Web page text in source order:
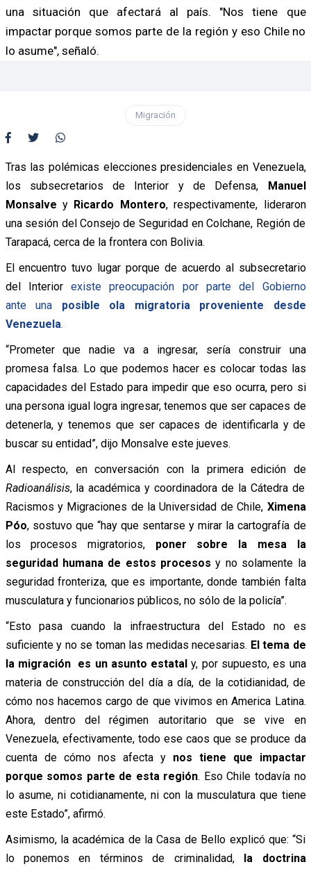
una situación que afectará al país. "Nos tiene que
impactar porque somos parte de la región y eso Chile no
lo asume", señaló.
Migración
Tras las polémicas elecciones presidenciales en Venezuela,
los subsecretarios de Interior y de Defensa, Manuel
Monsalve y Ricardo Montero, respectivamente, lideraron
una sesión del Consejo de Seguridad en Colchane, Región de
Tarapacá, cerca de la frontera con Bolivia.
El encuentro tuvo lugar porque de acuerdo al subsecretario
del Interiorexiste preocupación por parte del Gobierno
ante una posible ola migratoria proveniente desde
Venezuela.
“Prometer que nadie va a ingresar, sería construir una
promesa falsa. Lo que podemos hacer es colocar todas las
capacidades del Estado para impedir que eso ocurra, pero si
una persona igual logra ingresar, tenemos que ser capaces de
detenerla, y tenemos que ser capaces de identificarla y de
buscar su entidad”, dijo Monsalve este jueves.
Al respecto, en conversación con la primera edición de
Radioanálisis, la académica y coordinadora de la Cátedra de
Racismos y Migraciones de la Universidad de Chile, Ximena
Póo, sostuvo que “hay que sentarse y mirar la cartografía de
los procesos migratorios, poner sobre la mesa la
seguridad humana de estos procesos y no solamente la
seguridad fronteriza, que es importante, donde también falta
musculatura y funcionarios públicos, no sólo de la policía”.
“Esto pasa cuando la infraestructura del Estado no es
suficiente y no se toman las medidas necesarias. El tema de
la migración es un asunto estatal y, por supuesto, es una
materia de construcción del día a día, de la cotidianidad, de
cómo nos hacemos cargo de que vivimos en America Latina.
Ahora, dentro del régimen autoritario que se vive en
Venezuela, efectivamente, todo ese caos que se produce da
cuenta de cómo nos afecta y nos tiene que impactar
porque somos parte de esta región. Eso Chile todavía no
lo asume, ni cotidianamente, ni con la musculatura que tiene
este Estado”, afirmó.
Asimismo, la académica de la Casa de Bello explicó que: “Si
lo ponemos en términos de criminalidad, la doctrina